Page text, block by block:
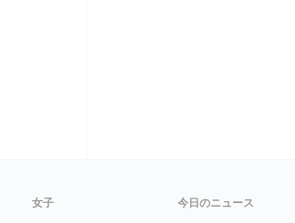
女子 今日のニュース